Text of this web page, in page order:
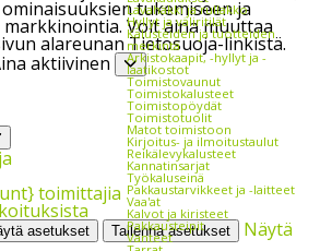
tukemiseen ja
Voit aina muuttaa
alareunan Tietosuoja-linkistä.
aktiivinen
toimittajia
asetukset Tallenna asetukset
Näytä
Lavahäkki ja rullakko
Hyllyt ja väliritilät
Kalusteiden ja tuotteiden
merkintä
Arkistokaapit, -hyllyt ja -
laatikostot
Toimistovaunut
Toimistokalusteet
Toimistopöydät
Toimistotuolit
Matot toimistoon
Kirjoitus- ja ilmoitustaulut
Reikälevykalusteet
Kannatinsarjat
Työkaluseinä
Pakkaustarvikkeet ja -laitteet
Vaa'at
Kalvot ja kiristeet
Pakkausteipit
Vanteet